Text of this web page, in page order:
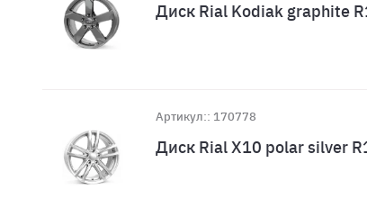
Диск Rial Kodiak graphite
Артикул:: 170778
Диск Rial X10 polar silver